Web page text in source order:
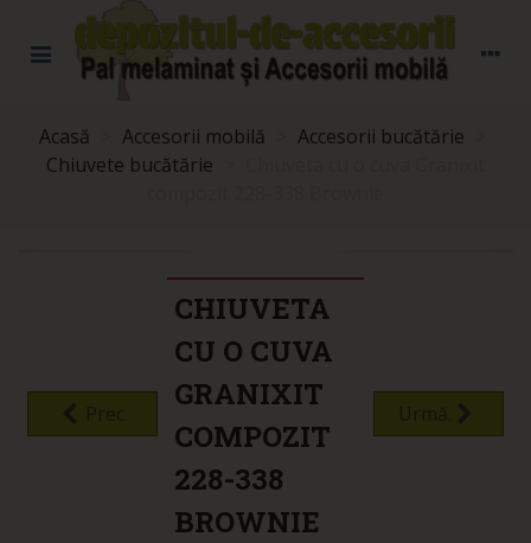
Acasă Accesorii mobilă Accesorii bucătărie
Chiuvete bucătărie
CHIUVETA
CU O CUVA
GRANIXIT
COMPOZIT
228-338
BROWNIE